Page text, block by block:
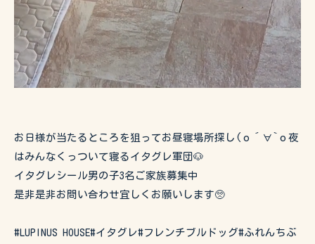
お日様が当たるところを狙ってお昼寝場所探し(о´∀`о夜
はみんなくっついて寝るイタグレ軍団🐶
イタグレシール男の子3名ご家族募集中
是非是非お問い合わせ宜しくお願いします🥺
#LUPINUS HOUSE#イタグレ#フレンチブルドッグ#ふれんちぶ